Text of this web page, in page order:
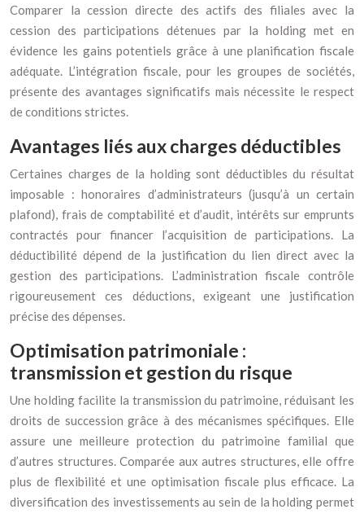
Comparer la cession directe des actifs des filiales avec la
cession des participations détenues par la holding met en
évidence les gains potentiels grâce à une planification fiscale
adéquate. L’intégration fiscale, pour les groupes de sociétés,
présente des avantages significatifs mais nécessite le respect
de conditions strictes.
Avantages liés aux charges déductibles
Certaines charges de la holding sont déductibles du résultat
imposable : honoraires d’administrateurs (jusqu’à un certain
plafond), frais de comptabilité et d’audit, intérêts sur emprunts
contractés pour financer l’acquisition de participations. La
déductibilité dépend de la justification du lien direct avec la
gestion des participations. L’administration fiscale contrôle
rigoureusement ces déductions, exigeant une justification
précise des dépenses.
Optimisation patrimoniale :
transmission et gestion du risque
Une holding facilite la transmission du patrimoine, réduisant les
droits de succession grâce à des mécanismes spécifiques. Elle
assure une meilleure protection du patrimoine familial que
d’autres structures. Comparée aux autres structures, elle offre
plus de flexibilité et une optimisation fiscale plus efficace. La
diversification des investissements au sein de la holding permet